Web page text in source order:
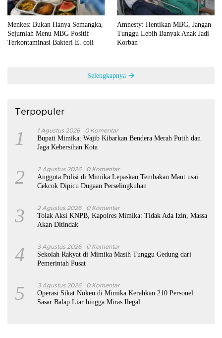
Menkes: Bukan Hanya Semangka,
Sejumlah Menu MBG Positif
Terkontaminasi Bakteri E. coli
Amnesty: Hentikan MBG, Jangan
Tunggu Lebih Banyak Anak Jadi
Korban
Selengkapnya
Terpopuler
1 1 Agustus 2026 0 Komentar
Bupati Mimika: Wajib Kibarkan Bendera Merah Putih dan
Jaga Kebersihan Kota
2 2 Agustus 2026 0 Komentar
Anggota Polisi di Mimika Lepaskan Tembakan Maut usai
Cekcok Dipicu Dugaan Perselingkuhan
3 2 Agustus 2026 0 Komentar
Tolak Aksi KNPB, Kapolres Mimika: Tidak Ada Izin, Massa
Akan Ditindak
4 3 Agustus 2026 0 Komentar
Sekolah Rakyat di Mimika Masih Tunggu Gedung dari
Pemerintah Pusat
5 3 Agustus 2026 0 Komentar
Operasi Sikat Noken di Mimika Kerahkan 210 Personel
Sasar Balap Liar hingga Miras Ilegal